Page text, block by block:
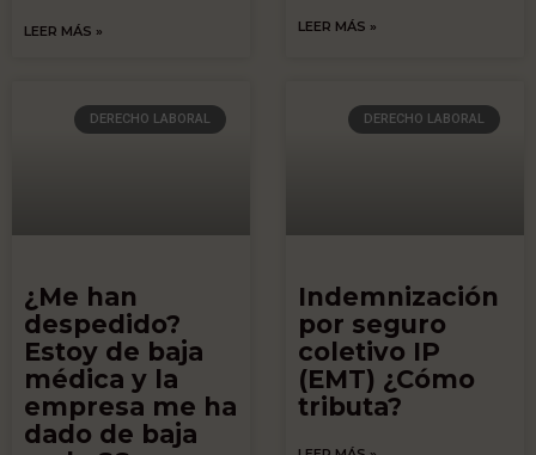
LEER MÁS » LEER MÁS »
DERECHO LABORAL
¿Me han
despedido?
Estoy de baja
médica y la
empresa me ha
dado de baja
DERECHO LABORAL
Indemnización
por seguro
coletivo IP
(EMT) ¿Cómo
tributa?